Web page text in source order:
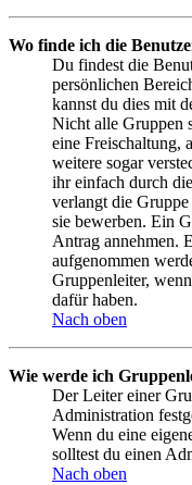
Wo finde ich die
Du findest die
persönlichen
kannst du dies mit
Nicht alle Gruppen
eine Freischaltung,
weitere sogar
ihr einfach durch
verlangt die
sie bewerben. Ein
Antrag annehmen.
aufgenommen
Gruppenleiter,
dafür haben.
Nach oben
Wie werde ich
Der Leiter einer
Administration
Wenn du eine
solltest du einen
Nach oben